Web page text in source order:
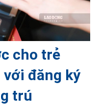
cho trẻ
đăng ký
trú